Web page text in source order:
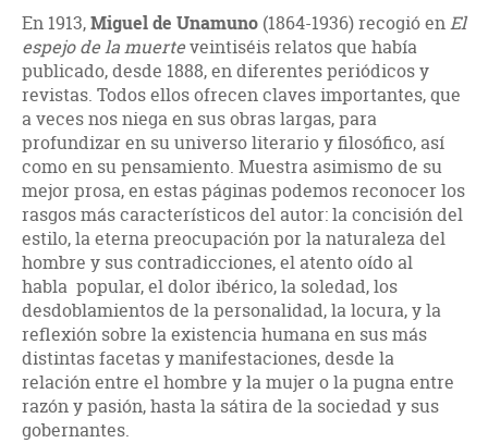
En 1913,Miguel de Unamuno (1864-1936) recogió enEl
espejo de la muerteveintiséis relatos que había
publicado, desde 1888, en diferentes periódicos y
revistas. Todos ellos ofrecen claves importantes, que
a veces nos niega en sus obras largas, para
profundizar en su universo literario y filosófico, así
como en su pensamiento. Muestra asimismo de su
mejor prosa, en estas páginas podemos reconocer los
rasgos más característicos del autor: la concisión del
estilo, la eterna preocupación por la naturaleza del
hombre y sus contradicciones, el atento oído al
habla popular, el dolor ibérico, la soledad, los
desdoblamientos de la personalidad, la locura, y la
reflexión sobre la existencia humana en sus más
distintas facetas y manifestaciones, desde la
relación entre el hombre y la mujer o la pugna entre
razón y pasión, hasta la sátira de la sociedad y sus
gobernantes.